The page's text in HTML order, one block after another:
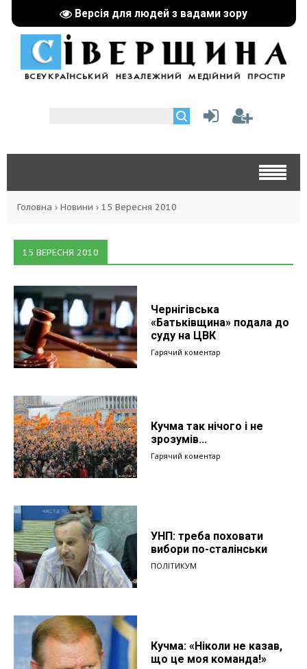
Версія для людей з вадами зору
Головна › Новини › 15 Вересня 2010
15 ВЕРЕСНЯ 2010
Чернігівська
«Батьківщина» подала до
суду на ЦВК
Гарячий коментар
Кучма так нічого і не
зрозумів...
Гарячий коментар
УНП: треба поховати
вибори по-сталінськи
ПОЛІТИКУМ
Кучма: «Ніколи не казав,
що це моя команда!»